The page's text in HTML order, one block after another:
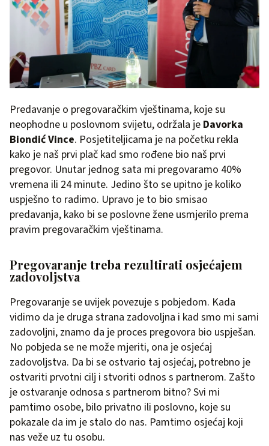
Predavanje o pregovaračkim vještinama, koje su
neophodne u poslovnom svijetu, održala je Davorka
Biondić Vince. Posjetiteljicama je na početku rekla
kako je naš prvi plač kad smo rođene bio naš prvi
pregovor. Unutar jednog sata mi pregovaramo 40%
vremena ili 24 minute. Jedino što se upitno je koliko
uspješno to radimo. Upravo je to bio smisao
predavanja, kako bi se poslovne žene usmjerilo prema
pravim pregovaračkim vještinama.
Pregovaranje treba rezultirati osjećajem
zadovoljstva
Pregovaranje se uvijek povezuje s pobjedom. Kada
vidimo da je druga strana zadovoljna i kad smo mi sami
zadovoljni, znamo da je proces pregovora bio uspješan.
No pobjeda se ne može mjeriti, ona je osjećaj
zadovoljstva. Da bi se ostvario taj osjećaj, potrebno je
ostvariti prvotni cilj i stvoriti odnos s partnerom. Zašto
je ostvaranje odnosa s partnerom bitno? Svi mi
pamtimo osobe, bilo privatno ili poslovno, koje su
pokazale da im je stalo do nas. Pamtimo osjećaj koji
nas veže uz tu osobu.